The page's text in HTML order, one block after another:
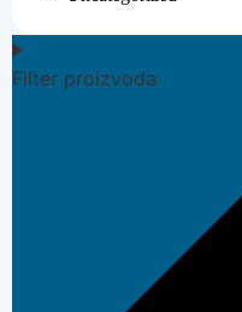
Filter proizvoda